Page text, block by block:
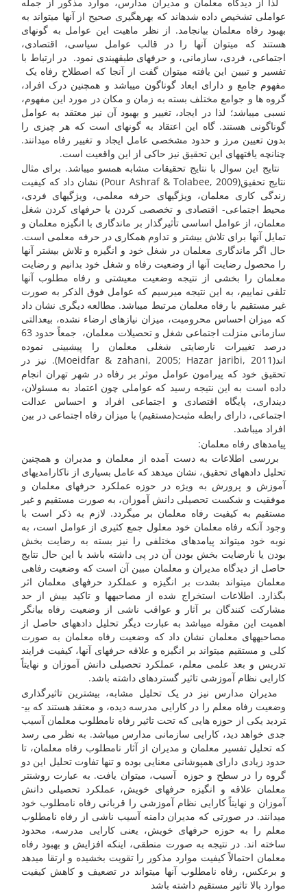
عواملی تشخیص داده شده­اند که بهره­گیری صحیح از آنها می­تواند به
بهبود رفاه معلمان بیانجامد. از نظر ماهیت این عوامل به گونه­ای
هستند که می­توان آنها را در قالب عوامل سیاسی، اقتصادی،
اجتماعی، فردی، سازمانی، و حرفه­ای طبقه­بندی نمود. در ارتباط با
تفسیر و تبیین این یافته می­توان گفت از آنجا که اصطلاح رفاه یک
مفهوم جامع و دارای ابعاد گوناگون می­باشد و همچنین درک افراد،
گروه ها و جوامع مختلف بسته به زمان و مکان در مورد این مفهوم،
نسبی می­باشد؛ لذا در ایجاد، تغییر و بهبود آن نیز معتقد به عوامل
گوناگونی هستند. گاه این اعتقاد به گونه­ای است که هر چیزی را
بدون تعیین مرز و حدود مشخصی عامل ایجاد و تغییر رفاه می­دانند.
چنانچه یافته­های این تحقیق نیز حاکی از این واقعیت است.
نتایج این سوال با نتایج تحقیقات مشابه همسو می­باشد. برای مثال
نتایج تحقیق(Pour Ashraf & Tolabee, 2009) نشان داد که کیفیت
زندگی کاری معلمان، ویژگیهای حرفه معلمی، ویژگی­های فردی،
محیط اجتماعی- اقتصادی و تخصصی کردن یا حرفه­ای کردن شغل
معلمان، از عوامل اساسی تأثیرگذار بر ماندگاری با انگیزه معلمان و
تمایل آنها برای تلاش بیشتر و تداوم همکاری در حرفه معلمی است.
حال اگر ماندگاری معلمان در شغل خود و انگیزه و تلاش بیشتر آنها
را محصول رضایت آنها از وضعیت رفاه و شغل خود بدانیم و رضایت
معلمان را بخشی از نتیجه وضعیت معیشتی و رفاه مطلوب آنها
تلقی نماییم، به این نتیجه می­رسیم که عوامل فوق الذکر به صورت
غیر مستقیم با رفاه معلمان مرتبط می­باشد. مطالعه دیگری نشان داد
که میزان احساس محرومیت، میزان نیازهای ارضاء نشده، بی­عدالتی
سازمانی منزلت اجتماعی شغل و تحصیلات معلمان، جمعاً حدود 63
درصد تغییرات نارضایتی شغلی معلمان را پیش­بینی نموده
اند(Moeidfar & zahani, 2005; Hazar jaribi, 2011). نیز در
تحقیق خود که پیرامون عوامل موثر بر رفاه در شهر تهران انجام
داده است به این نتیجه رسید که عواملی چون اعتماد به مسئولان،
دینداری، پایگاه اقتصادی و اجتماعی افراد و احساس عدالت
اجتماعی، دارای رابطه مثبت(مستقیم) با میزان رفاه اجتماعی در بین
افراد می­باشد.
پیامدهای رفاه معلمان:
بررسی اطلاعات به دست آمده از معلمان و مدیران و همچنین
تحلیل داده­های تحقیق، نشان می­دهد که عامل بسیاری از ناکارامدی­های
آموزش و پرورش به ویژه در حوزه عملکرد حرفه­ای معلمان و
موفقیت و شکست تحصیلی دانش آموزان، به صورت مستقیم و غیر
مستقیم به کیفیت رفاه معلمان بر می­گردد. لازم به ذکر است با
وجود آنکه رفاه معلمان خود معلول جمع کثیری از عوامل است، به
نوبه خود می­تواند پیامدهای مختلفی را نیز بسته به رضایت بخش
بودن یا نارضایت بخش بودن آن در پی داشته باشد با این حال نتایج
حاصل از دیدگاه مدیران و معلمان مبین آن است که وضعیت رفاهی
معلمان می­تواند بشدت بر انگیزه و عملکرد حرفه­ای معلمان اثر
بگذارد. اطلاعات استخراج شده از مصاحبه­ها و تاکید بیش از حد
مشارکت کنندگان بر آثار و عواقب ناشی از وضعیت رفاه بیانگر
اهمیت این مقوله می­باشد به عبارت دیگر تحلیل داده­های حاصل از
مصاحبه­های معلمان نشان داد که وضعیت رفاه معلمان به صورت
کلی و مستقیم می­تواند بر انگیزه و علاقه حرفه­ای آنها، کیفیت فرایند
تدریس و بعد علمی معلم، عملکرد تحصیلی دانش آموزان و نهایتاً
کارایی نظام آموزشی تاثیر گسترده­ای داشته باشد.
مدیران مدارس نیز در یک تحلیل مشابه، بیشترین تاثیرگذاری
وضعیت رفاه معلم را در کارایی مدرسه دیده، و معتقد هستند که بی­
تردید یکی از حوزه هایی که تحت تاثیر رفاه نامطلوب معلمان آسیب
جدی خواهد دید، کارایی سازمانی مدارس می­باشد. به نظر می رسد
که تحلیل تفسیر معلمان و مدیران از آثار نامطلوب رفاه معلمان، تا
حدود زیادی دارای همپوشانی معنایی بوده و تنها تفاوت تحلیل این دو
گروه را در سطح و حوزه آسیب، می­توان یافت. به عبارت روشنتر
معلمان علاقه و انگیزه حرفه­ای خویش، عملکرد تحصیلی دانش
آموزان و نهایتاً کارایی نظام آموزشی را قربانی رفاه نامطلوب خود
می­دانند. در صورتی که مدیران دامنه آسیب ناشی از رفاه نامطلوب
معلم را به حوزه حرفه­ای خویش، یعنی کارایی مدرسه، محدود
ساخته اند. در نتیجه به صورت منطقی، اینکه افزایش و بهبود رفاه
معلمان احتمالاً کیفیت موارد مذکور را تقویت بخشیده و ارتقا می­دهد
و برعکس، رفاه نامطلوب آنها می­تواند در تضعیف و کاهش کیفیت
موارد بالا تاثیر مستقیم داشته باشد